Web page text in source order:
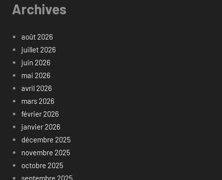
Archives
août 2026
juillet 2026
juin 2026
mai 2026
avril 2026
mars 2026
février 2026
janvier 2026
décembre 2025
novembre 2025
octobre 2025
septembre 2025